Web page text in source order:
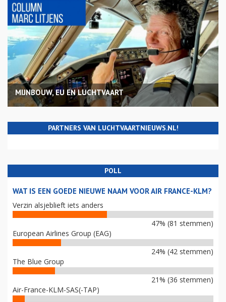
MIJNBOUW, EU EN LUCHTVAART
PARTNERS VAN LUCHTVAARTNIEUWS.NL!
POLL
WAT IS EEN GOEDE NIEUWE NAAM VOOR AIR FRANCE-KLM?
Verzin alsjeblieft iets anders
47% (81 stemmen)
European Airlines Group (EAG)
24% (42 stemmen)
The Blue Group
21% (36 stemmen)
Air-France-KLM-SAS(-TAP)